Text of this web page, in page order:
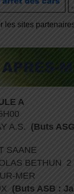
les sites
A
A.S. (Buts
SAANE
BETHUN 2
MER
(Buts ASB :